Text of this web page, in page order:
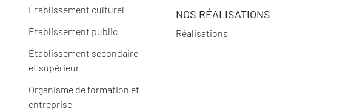
Établissement culturel
Établissement public
Établissement secondaire
et supérieur
Organisme de formation et
entreprise
NOS RÉALISATIONS
Réalisations